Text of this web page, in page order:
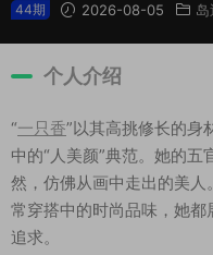
44期 2026-08-05
个人介绍
“一只香”以其高挑修长的身
中的“人美颜”典范。她的
然，仿佛从画中走出的美
常穿搭中的时尚品味，她
追求。